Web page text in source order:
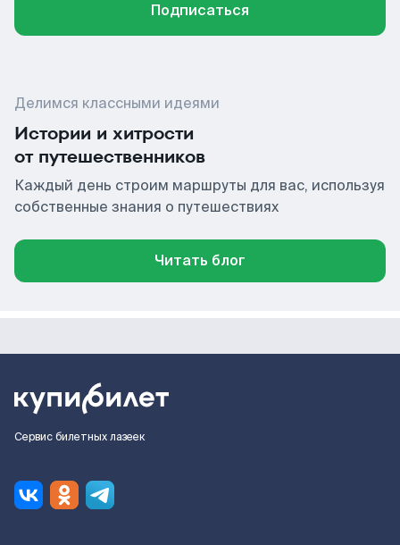
Подписаться
Делимся классными идеями
Истории и хитрости
от путешественников
Каждый день строим маршруты для вас, используя
собственные знания о путешествиях
Читать блог
Сервис билетных лазеек